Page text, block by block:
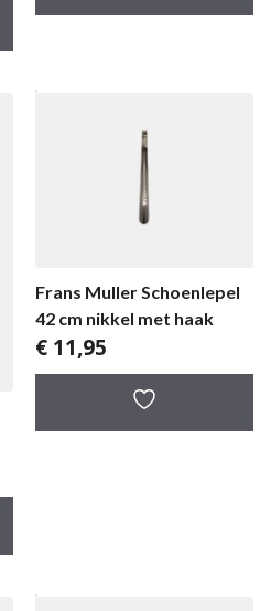
Frans Muller Schoenlepel
42 cm nikkel met haak
€ 11,95